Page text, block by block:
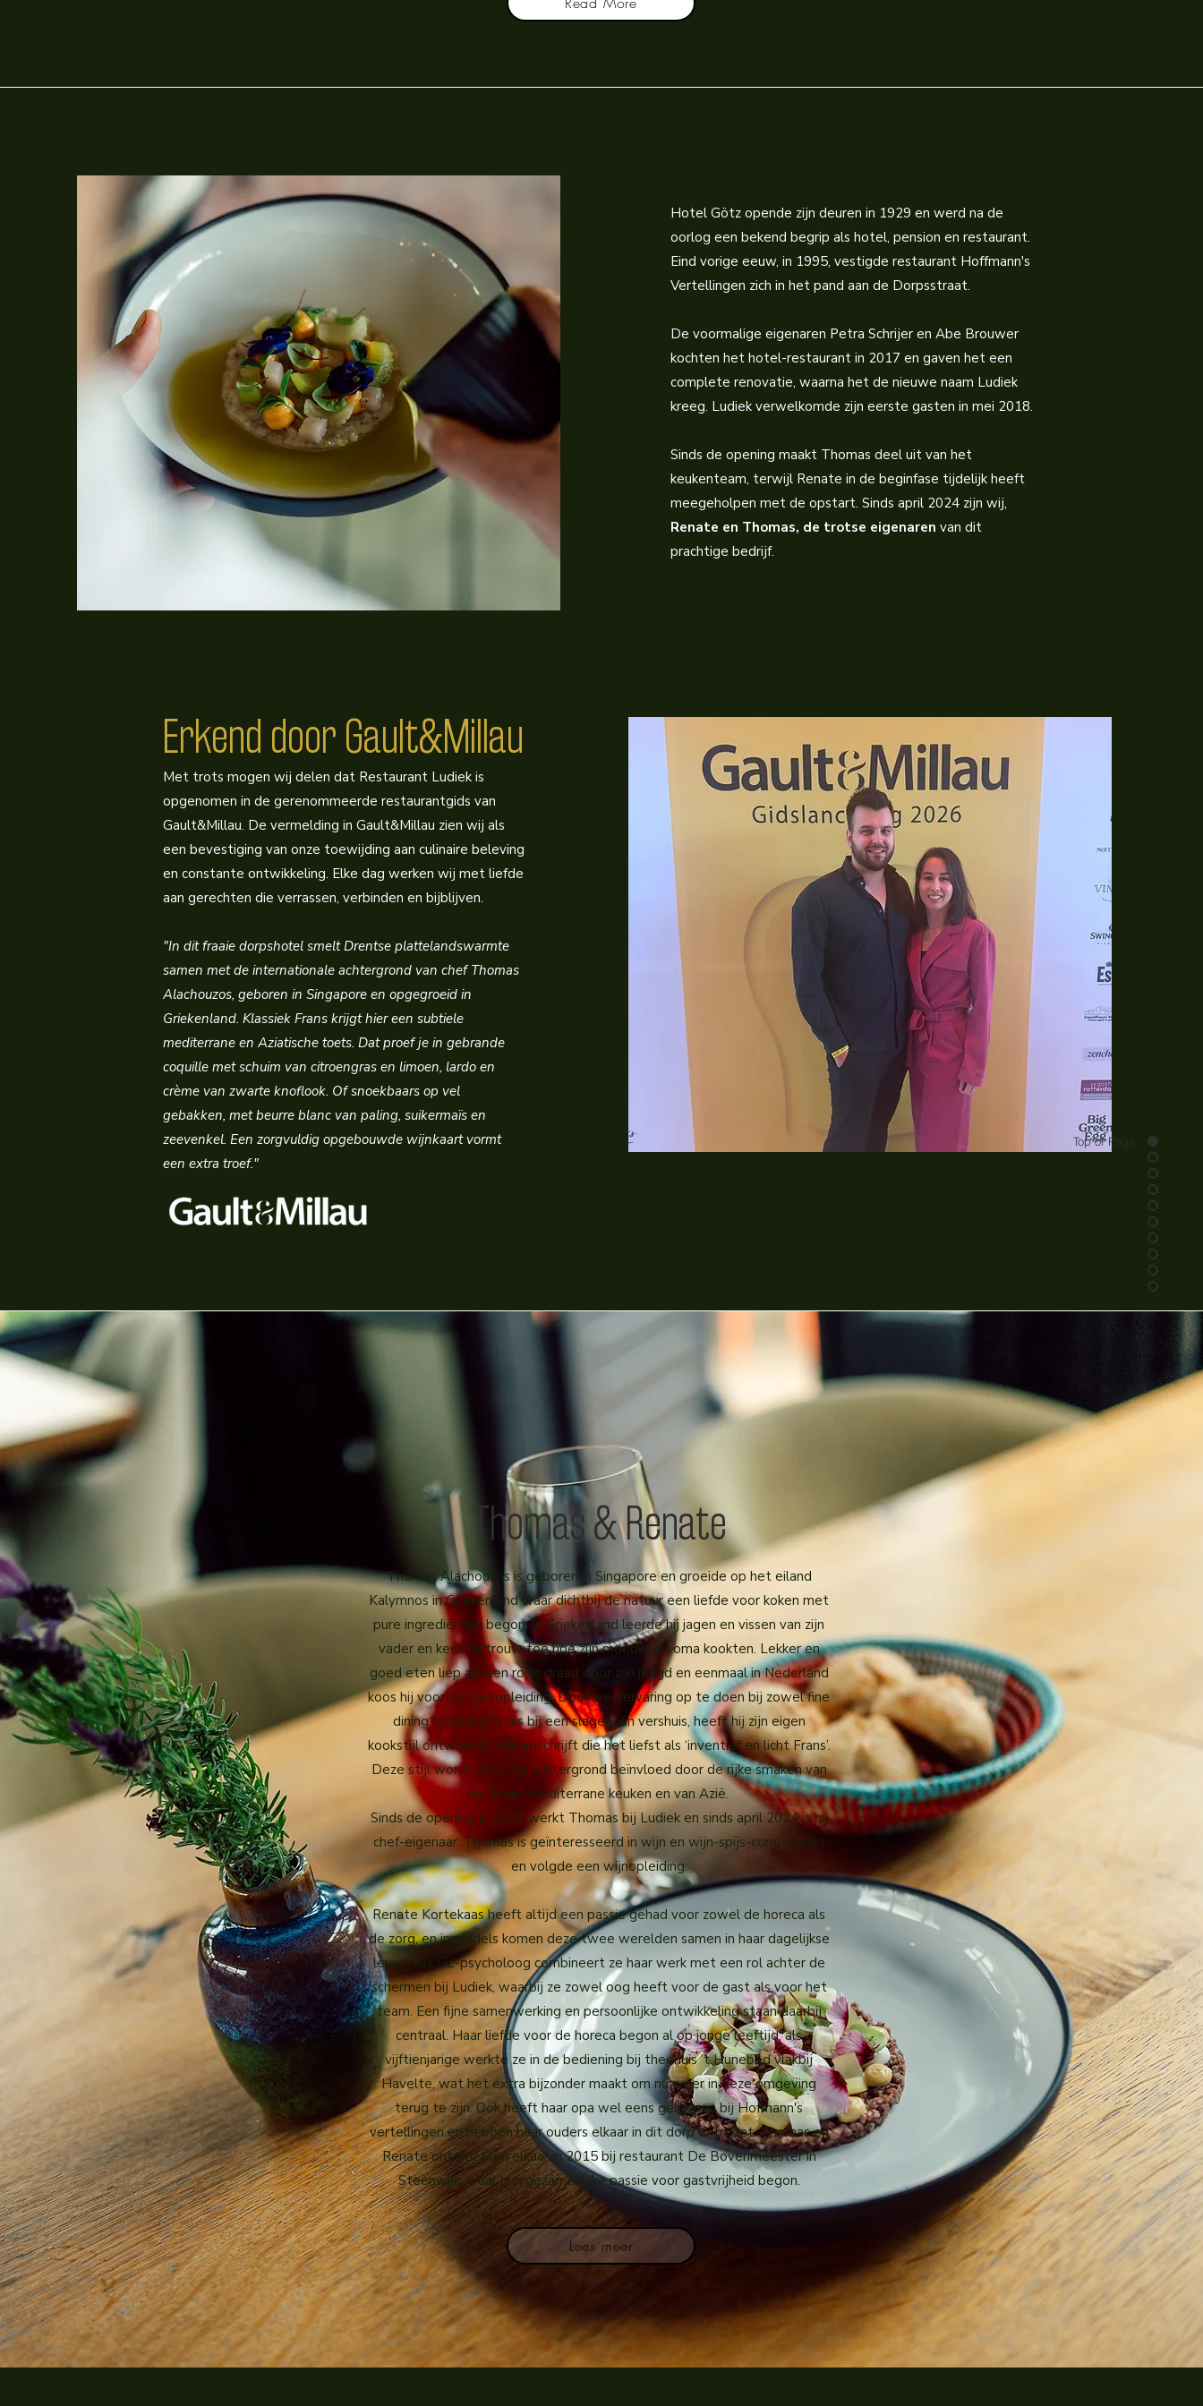
Top of Page
Hotel Götz opende zijn deuren in 1929 en werd na de
oorlog een bekend begrip als hotel, pension en restaurant.
Eind vorige eeuw, in 1995, vestigde restaurant Hoffmann's
Vertellingen zich in het pand aan de Dorpsstraat.
De voormalige eigenaren Petra Schrijer en Abe Brouwer
kochten het hotel-restaurant in 2017 en gaven het een
complete renovatie, waarna het de nieuwe naam Ludiek
kreeg. Ludiek verwelkomde zijn eerste gasten in mei 2018.
Sinds de opening maakt Thomas deel uit van het
keukenteam, terwijl Renate in de beginfase tijdelijk heeft
meegeholpen met de opstart. Sinds april 2024 zijn wij,
Renate en Thomas, de trotse eigenaren van dit
prachtige bedrijf.
Erkend door Gault&Millau
Met trots mogen wij delen dat Restaurant Ludiek is
opgenomen in de gerenommeerde restaurantgids van
Gault&Millau. De vermelding in Gault&Millau zien wij als
een bevestiging van onze toewijding aan culinaire beleving
en constante ontwikkeling. Elke dag werken wij met liefde
aan gerechten die verrassen, verbinden en bijblijven.
"In dit fraaie dorpshotel smelt Drentse plattelandswarmte
samen met de internationale achtergrond van chef Thomas
Alachouzos, geboren in Singapore en opgegroeid in
Griekenland. Klassiek Frans krijgt hier een subtiele
mediterrane en Aziatische toets. Dat proef je in gebrande
coquille met schuim van citroengras en limoen, lardo en
crème van zwarte knoflook. Of snoekbaars op vel
gebakken, met beurre blanc van paling, suikermaïs en
zeevenkel. Een zorgvuldig opgebouwde wijnkaart vormt
een extra troef."
Thomas & Renate
Thomas Alachouzos is geboren in Singapore en groeide op het eiland
Kalymnos in Griekenland waar dichtbij de natuur een liefde voor koken met
pure ingrediënten begon. In Griekenland leerde hij jagen en vissen van zijn
vader en keek hij trouw toe hoe zijn moeder en oma kookten. Lekker en
goed eten liep als een rode draad door zijn jeugd en eenmaal in Nederland
koos hij voor de koksopleiding. Door werkervaring op te doen bij zowel fine
dining restaurants als bij een slagerij en vershuis, heeft hij zijn eigen
kookstijl ontwikkeld. Hij omschrijft die het liefst als ‘inventief en licht Frans’.
Deze stijl wordt door zijn achtergrond beïnvloed door de rijke smaken van
de Grieks-mediterrane keuken en van Azië.
Sinds de opening in 2018 werkt Thomas bij Ludiek en sinds april 2024 is hij
chef-eigenaar. Thomas is geïnteresseerd in wijn en wijn-spijs-combinaties
en volgde een wijnopleiding.
Renate Kortekaas heeft altijd een passie gehad voor zowel de horeca als
de zorg, en inmiddels komen deze twee werelden samen in haar dagelijkse
leven. Als GZ-psycholoog combineert ze haar werk met een rol achter de
schermen bij Ludiek, waarbij ze zowel oog heeft voor de gast als voor het
team. Een fijne samenwerking en persoonlijke ontwikkeling staan daarbij
centraal. Haar liefde voor de horeca begon al op jonge leeftijd; als
vijftienjarige werkte ze in de bediening bij theehuis ’t Hunebed vlakbij
Havelte, wat het extra bijzonder maakt om nu weer in deze omgeving
terug te zijn. Ook heeft haar opa wel eens geholpen bij Hofmann's
vertellingen en hebben haar ouders elkaar in dit dorp ontmoet. Thomas en
Renate ontmoetten elkaar in 2015 bij restaurant De Bovenmeester in
Steenwijk, waar hun gezamenlijke passie voor gastvrijheid begon.
Lees meer